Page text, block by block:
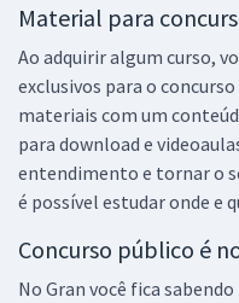
Material para
Ao adquirir algum curso,
exclusivos para o
materiais com um
para download e
entendimento e tornar o
é possível estudar onde e
Concurso público é
No Gran você fica